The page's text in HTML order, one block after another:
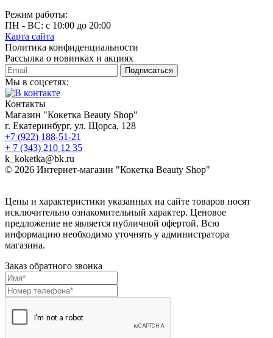
Режим работы:
ПН - ВС: с 10:00 до 20:00
Карта сайта
Политика конфиденциальности
Рассылка о новинках и акциях
Подписаться
Мы в соцсетях:
Контакты
Магазин "Кокетка Beauty Shop"
г. Екатеринбург, ул. Щорса, 128
+7 (922) 188-51-21
+ 7 (343) 210 12 35
k_koketka@bk.ru
© 2026 Интернет-магазин "Кокетка Beauty Shop"
Цены и характеристики указанных на сайте товаров носят
исключительно ознакомительный характер. Ценовое
предложение не является публичной офертой. Всю
информацию необходимо уточнять у администратора
магазина.
Заказ обратного звонка